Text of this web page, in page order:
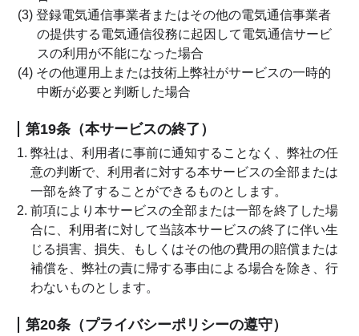
(3) 登録電気通信事業者またはその他の電気通信事業者
の提供する電気通信役務に起因して電気通信サービ
スの利用が不能になった場合
(4) その他運用上または技術上弊社がサービスの一時的
中断が必要と判断した場合
第19条（本サービスの終了）
弊社は、利用者に事前に通知することなく、弊社の任
意の判断で、利用者に対する本サービスの全部または
一部を終了することができるものとします。
前項により本サービスの全部または一部を終了した場
合に、利用者に対して当該本サービスの終了に伴い生
じる損害、損失、もしくはその他の費用の賠償または
補償を、弊社の責に帰する事由による場合を除き、行
わないものとします。
第20条（プライバシーポリシーの遵守）